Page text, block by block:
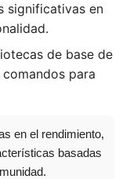
significativas en
de base de
para
en el rendimiento,
basadas